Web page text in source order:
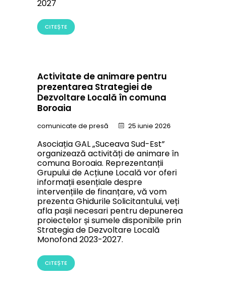
2027
CITEȘTE
Activitate de animare pentru
prezentarea Strategiei de
Dezvoltare Locală în comuna
Boroaia
comunicate de presă 25 iunie 2026
Asociația GAL „Suceava Sud-Est”
organizează activități de animare în
comuna Boroaia. Reprezentanții
Grupului de Acțiune Locală vor oferi
informații esențiale despre
intervențiile de finanțare, vă vom
prezenta Ghidurile Solicitantului, veți
afla pașii necesari pentru depunerea
proiectelor și sumele disponibile prin
Strategia de Dezvoltare Locală
Monofond 2023-2027.
CITEȘTE